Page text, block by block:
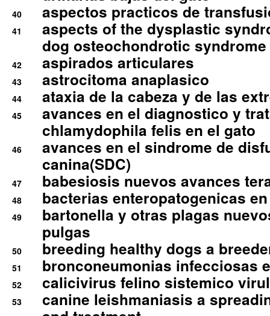
40 aspectos practicos de
41
aspects of the dysplastic
dog osteochondrotic syndrome
42 aspirados articulares
43 astrocitoma anaplasico
44 ataxia de la cabeza y de las
45
avances en el diagnostico y
chlamydophila felis en el gato
46
avances en el sindrome de
canina(SDC)
47 babesiosis nuevos avances
48 bacterias enteropatogenicas
49
bartonella y otras plagas
pulgas
50 breeding healthy dogs a
51 bronconeumonias infecciosas
52 calicivirus felino sistemico
53
canine leishmaniasis a